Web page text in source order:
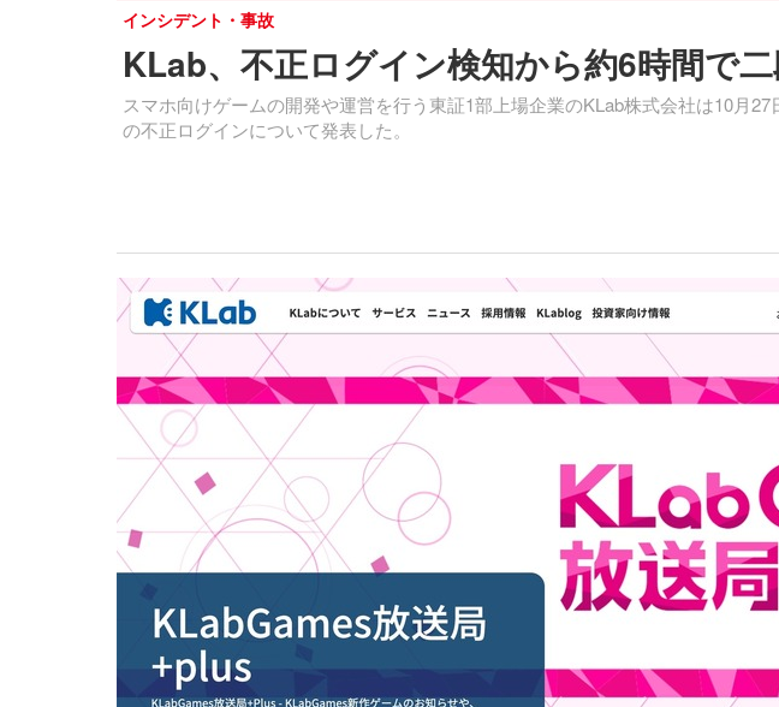
KLab、不正ログイン検知から約6時間で
スマホ向けゲームの開発や運営を行う東証1部上場企業のKLab株式会社は10月
の不正ログインについて発表した。
インシデント・事故